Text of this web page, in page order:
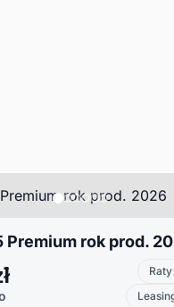
Premium rok prod.
Raty